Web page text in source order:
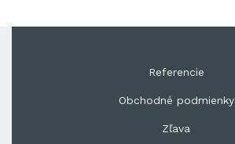
Referencie
Obchodné podmienky
Zľava